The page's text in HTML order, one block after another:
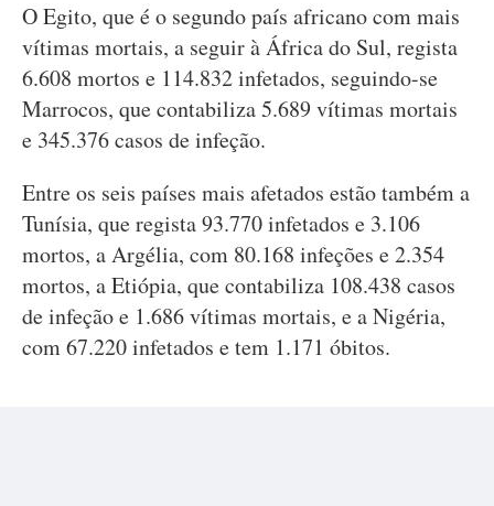
O Egito, que é o segundo país africano com mais
vítimas mortais, a seguir à África do Sul, regista
6.608 mortos e 114.832 infetados, seguindo-se
Marrocos, que contabiliza 5.689 vítimas mortais
e 345.376 casos de infeção.
Entre os seis países mais afetados estão também a
Tunísia, que regista 93.770 infetados e 3.106
mortos, a Argélia, com 80.168 infeções e 2.354
mortos, a Etiópia, que contabiliza 108.438 casos
de infeção e 1.686 vítimas mortais, e a Nigéria,
com 67.220 infetados e tem 1.171 óbitos.